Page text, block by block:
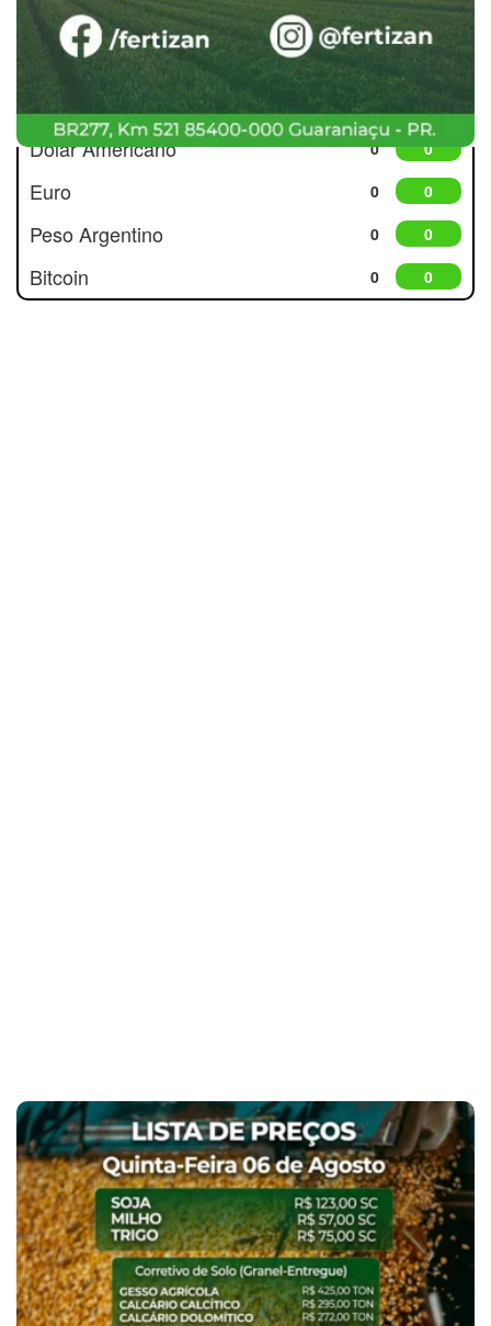
Cotações
Dólar Americano 0 0
Euro 0 0
Peso Argentino 0 0
Bitcoin 0 0